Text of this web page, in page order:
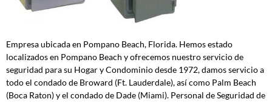
Empresa ubicada en Pompano Beach, Florida. Hemos estado
localizados en Pompano Beach y ofrecemos nuestro servicio de
seguridad para su Hogar y Condominio desde 1972, damos servicio a
todo el condado de Broward (Ft. Lauderdale), así como Palm Beach
(Boca Raton) y el condado de Dade (Miami). Personal de Seguridad de